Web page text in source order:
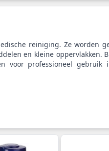
reiniging. Ze worden
en kleine oppervlakken.
voor professioneel gebruik